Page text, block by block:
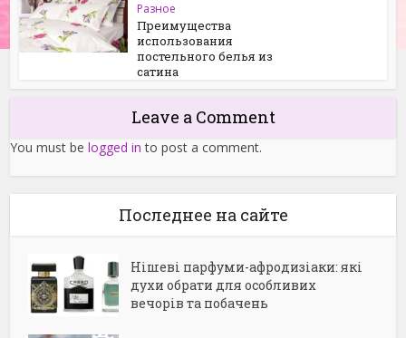
Разное
Преимущества
использования
постельного белья из
сатина
Leave a Comment
You must belogged in to post a comment.
Последнее на сайте
Нішеві парфуми-афродизіаки: які
духи обрати для особливих
вечорів та побачень